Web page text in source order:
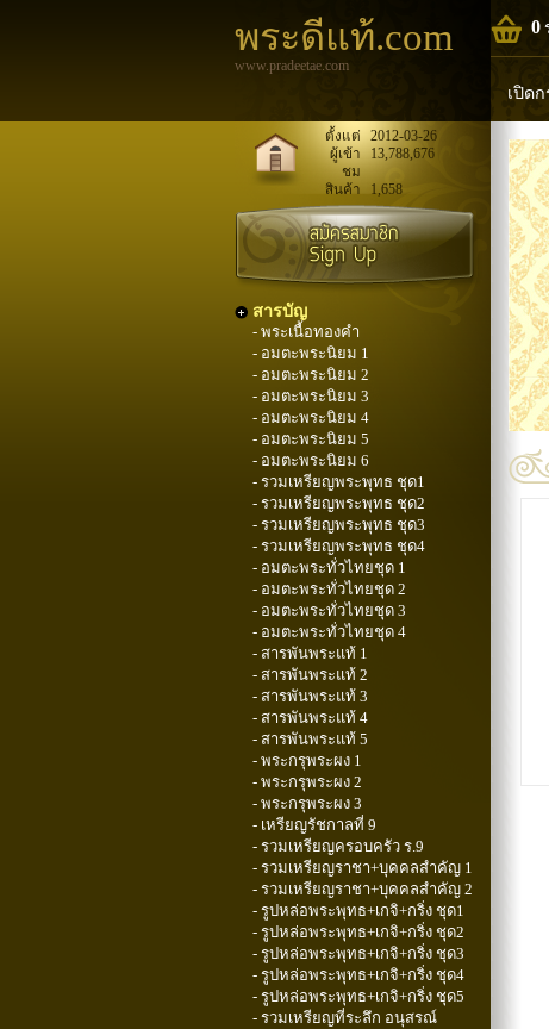
พระดีแท้.com
www.pradeetae.com
0
เปิด
หลว
พระพุ
ตั้งแต่
2012-03-26
ผู้เข้า
ชม
13,788,676
สินค้า 1,658
สารบัญ
- พระเนื้อทองคำ
- อมตะพระนิยม 1
- อมตะพระนิยม 2
- อมตะพระนิยม 3
- อมตะพระนิยม 4
- อมตะพระนิยม 5
- อมตะพระนิยม 6
- รวมเหรียญพระพุทธ ชุด1
- รวมเหรียญพระพุทธ ชุด2
- รวมเหรียญพระพุทธ ชุด3
- รวมเหรียญพระพุทธ ชุด4
- อมตะพระทั่วไทยชุด 1
- อมตะพระทั่วไทยชุด 2
- อมตะพระทั่วไทยชุด 3
- อมตะพระทั่วไทยชุด 4
- สารพันพระแท้ 1
- สารพันพระแท้ 2
- สารพันพระแท้ 3
- สารพันพระแท้ 4
- สารพันพระแท้ 5
- พระกรุพระผง 1
- พระกรุพระผง 2
- พระกรุพระผง 3
- เหรียญรัชกาลที่ 9
- รวมเหรียญครอบครัว ร.9
- รวมเหรียญราชา+บุคคลสำคัญ 1
- รวมเหรียญราชา+บุคคลสำคัญ 2
- รูปหล่อพระพุทธ+เกจิ+กริ่ง ชุด1
- รูปหล่อพระพุทธ+เกจิ+กริ่ง ชุด2
- รูปหล่อพระพุทธ+เกจิ+กริ่ง ชุด3
- รูปหล่อพระพุทธ+เกจิ+กริ่ง ชุด4
- รูปหล่อพระพุทธ+เกจิ+กริ่ง ชุด5
- รวมเหรียญที่ระลึก อนุสรณ์